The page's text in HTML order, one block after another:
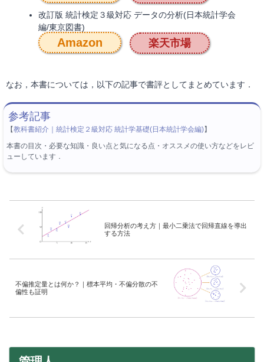
改訂版 統計検定３級対応 データの分析(日本統計学会
編/東京図書)
Amazon 楽天市場
なお，本書については，以下の記事で書評としてまとめています．
【教科書紹介｜統計検定２級対応 統計学基礎(日本統計学会編)】
本書の目次・必要な知識・良い点と気になる点・オススメの使い方などをレビ
ューしています．
回帰分析の考え方｜最小二乗法で回帰直線を導出
する方法
不偏推定量とは何か？｜標本平均・不偏分散の不
偏性も証明